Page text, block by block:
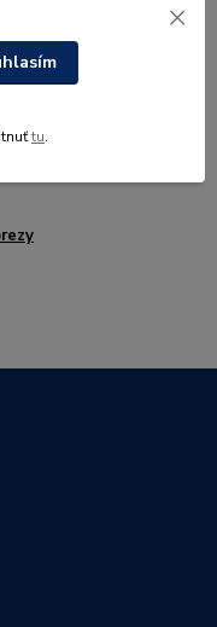
tu.